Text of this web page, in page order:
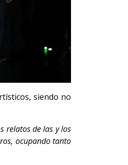
siendo no
relatos de las y los
ocupando tanto